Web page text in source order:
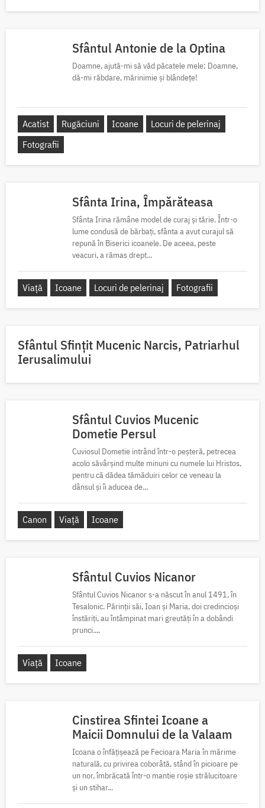
Sfântul Antonie de la Optina
Doamne, ajută-mi să văd păcatele mele; Doamne,
dă-mi răbdare, mărinimie şi blândeţe!
Acatist Rugăciuni Icoane
Locuri de pelerinaj
Fotografii
Sfânta Irina, Împărăteasa
Sfânta Irina rămâne model de curaj și tărie. Într-o
lume condusă de bărbați, sfânta a avut curajul să
repună în Biserici icoanele. De aceea, peste
veacuri, a rămas drept...
Viață Icoane Locuri de pelerinaj Fotografii
Sfântul Sfinţit Mucenic Narcis, Patriarhul
Ierusalimului
Sfântul Cuvios Mucenic
Dometie Persul
Cuviosul Dometie intrând într-o peșteră, petrecea
acolo săvârșind multe minuni cu numele lui Hristos,
pentru că dădea tămăduiri celor ce veneau la
dânsul și îi aducea de...
Canon Viață Icoane
Sfântul Cuvios Nicanor
Sfântul Cuvios Nicanor s-a născut în anul 1491, în
Tesalonic. Părinții săi, Ioan și Maria, doi credincioși
înstăriți, au întâmpinat mari greutăți în a dobândi
prunci....
Viață Icoane
Cinstirea Sfintei Icoane a
Maicii Domnului de la Valaam
Icoana o înfățișează pe Fecioara Maria în mărime
naturală, cu privirea coborâtă, stând în picioare pe
un nor, îmbrăcată într-o mantie roșie strălucitoare
și un stihar...